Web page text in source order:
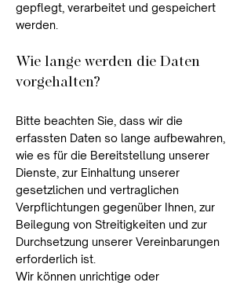
gepflegt, verarbeitet und gespeichert
werden.
Wie lange werden die Daten
vorgehalten?
Bitte beachten Sie, dass wir die
erfassten Daten so lange aufbewahren,
wie es für die Bereitstellung unserer
Dienste, zur Einhaltung unserer
gesetzlichen und vertraglichen
Verpflichtungen gegenüber Ihnen, zur
Beilegung von Streitigkeiten und zur
Durchsetzung unserer Vereinbarungen
erforderlich ist.
Wir können unrichtige oder